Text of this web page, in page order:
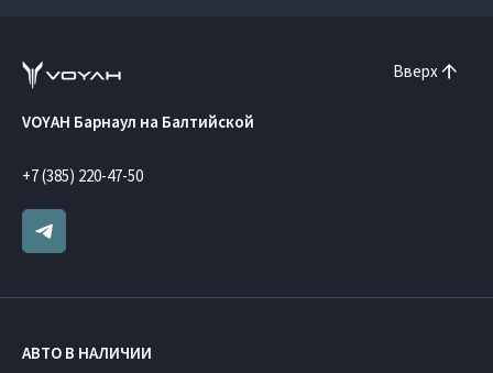
Вверх
VOYAH Барнаул на Балтийской
+7 (385) 220-47-50
АВТО В НАЛИЧИИ